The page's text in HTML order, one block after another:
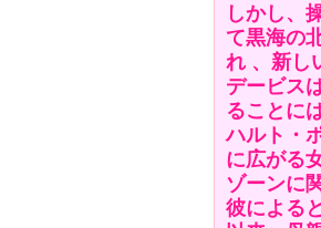
しかし、
て黒海の
れ 、新し
デービス
ることに
ハルト・
に広がる
ゾーンに
彼による